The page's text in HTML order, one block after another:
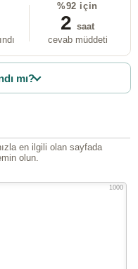
%92 için
2 saat
cevab müddeti
mı?
en ilgili olan sayfada
olun.
1000